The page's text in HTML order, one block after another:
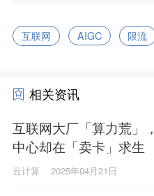
互联网 AIGC 限流
相关资讯
互联网大厂「算力荒」
中心却在「卖卡」求生
云计算 2025年04月21日